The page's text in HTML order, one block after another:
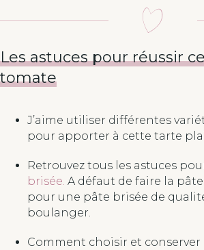
Les astuces pour réussir
tomate
J’aime utiliser différentes
pour apporter à cette tarte
Retrouvez tous les astuces
brisée. A défaut de faire la
pour une pâte brisée de
boulanger.
Comment choisir et conserver